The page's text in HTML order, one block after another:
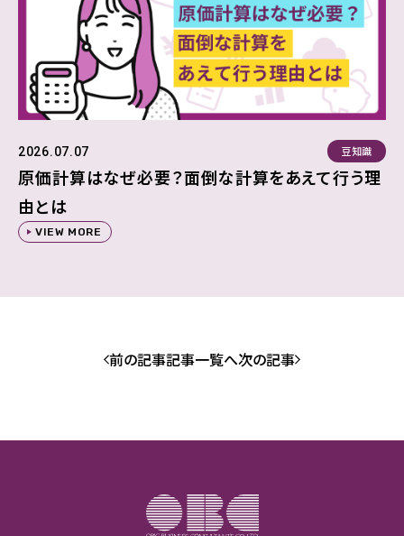
2026.07.07 豆知識
原価計算はなぜ必要？面倒な計算をあえて行う理
由とは
VIEW MORE
前の記事記事一覧へ次の記事